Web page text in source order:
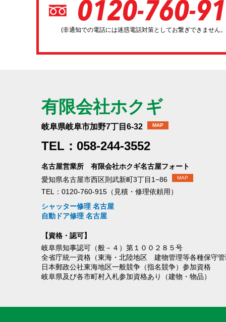
(非通知での電話には迷惑電話対策としてお繋ぎできません
有限会社ホクギ
岐阜県岐阜市加野7丁目6-32 MAP
TEL：058-244-3552
名古屋営業所 有限会社ホクギ名古屋フォート
愛知県名古屋市西区則武新町3丁目1−86
MAP
TEL：0120-760-915（見積・修理依頼用）
シャッター修理 名古屋
自動ドア修理 名古屋
【資格・認可】
岐阜県知事認可（般－４）第１００２８５号
全省庁統一資格（東海・北陸地区 建物管理等各種保守
日本郵政公社東海地区一般競争（指名競争）参加資格
岐阜県及び各市町村入札参加資格あり（建物・物品）